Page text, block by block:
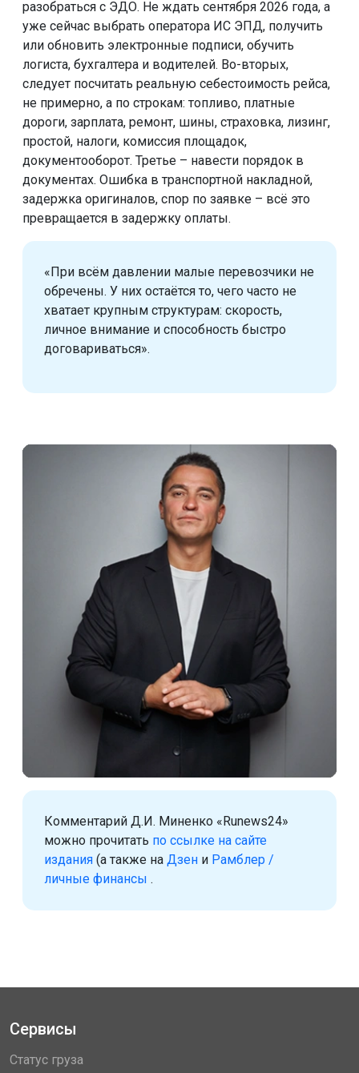
разобраться с ЭДО. Не ждать сентября 2026 года, а
уже сейчас выбрать оператора ИС ЭПД, получить
или обновить электронные подписи, обучить
логиста, бухгалтера и водителей. Во-вторых,
следует посчитать реальную себестоимость рейса,
не примерно, а по строкам: топливо, платные
дороги, зарплата, ремонт, шины, страховка, лизинг,
простой, налоги, комиссия площадок,
документооборот. Третье – навести порядок в
документах. Ошибка в транспортной накладной,
задержка оригиналов, спор по заявке – всё это
превращается в задержку оплаты.
«При всём давлении малые перевозчики не
обречены. У них остаётся то, чего часто не
хватает крупным структурам: скорость,
личное внимание и способность быстро
договариваться».
Комментарий Д.И. Миненко «Runews24»
можно прочитать по ссылке на сайте
издания (а также на Дзен и Рамблер /
личные финансы .
Сервисы
Статус груза